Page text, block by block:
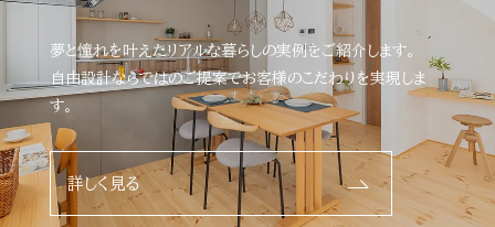
夢と憧れを叶えたリアルな暮らしの実例をご紹介します。
自由設計ならではのご提案でお客様のこだわりを実現しま
す。
詳しく見る